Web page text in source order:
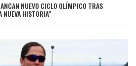
NUEVO CICLO OLÍMPICO TRAS
NUEVA HISTORIA”